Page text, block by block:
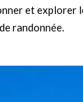
et explorer
randonnée.